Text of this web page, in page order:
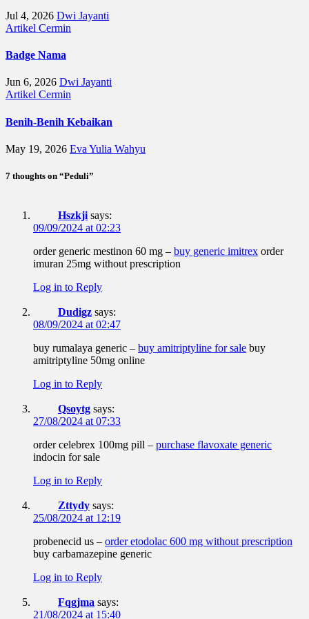
Jul 4, 2026 Dwi Jayanti
Artikel Cermin
Badge Nama
Jun 6, 2026 Dwi Jayanti
Artikel Cermin
Benih-Benih Kebaikan
May 19, 2026 Eva Yulia Wahyu
7 thoughts on “Peduli”
Hszkji says:
09/09/2024 at 02:23
order generic mestinon 60 mg – buy generic imitrex order
imuran 25mg without prescription
Log in to Reply
Dudigz says:
08/09/2024 at 02:47
buy rumalaya generic – buy amitriptyline for sale buy
amitriptyline 50mg online
Log in to Reply
Qsoytg says:
27/08/2024 at 07:33
order celebrex 100mg pill – purchase flavoxate generic
indocin for sale
Log in to Reply
Zttydy says:
25/08/2024 at 12:19
probenecid us – order etodolac 600 mg without prescription
buy carbamazepine generic
Log in to Reply
Fqgjma says:
21/08/2024 at 15:40